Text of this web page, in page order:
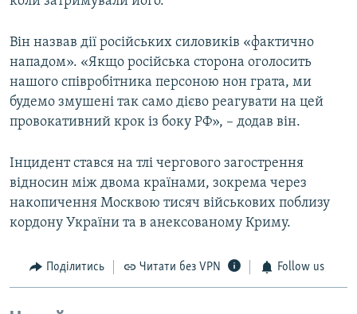
Він назвав дії російських силовиків «фактично
нападом». «Якщо російська сторона оголосить
нашого співробітника персоною нон грата, ми
будемо змушені так само дієво реагувати на цей
провокативний крок із боку РФ», – додав він.
Інцидент стався на тлі чергового загострення
відносин між двома країнами, зокрема через
накопичення Москвою тисяч військових поблизу
кордону України та в анексованому Криму.
Поділитись Читати без VPN Follow us